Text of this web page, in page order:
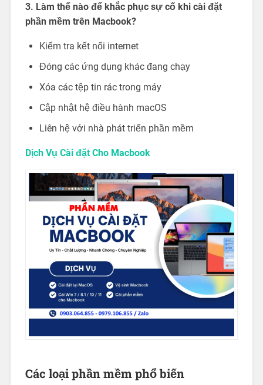
3. Làm thế nào để khắc phục sự cố khi cài đặt
phần mềm trên Macbook?
Kiểm tra kết nối internet
Đóng các ứng dụng khác đang chạy
Xóa các tệp tin rác trong máy
Cập nhật hệ điều hành macOS
Liên hệ với nhà phát triển phần mềm
Dịch Vụ Cài đặt Cho Macbook
Các loại phần mềm phổ biến